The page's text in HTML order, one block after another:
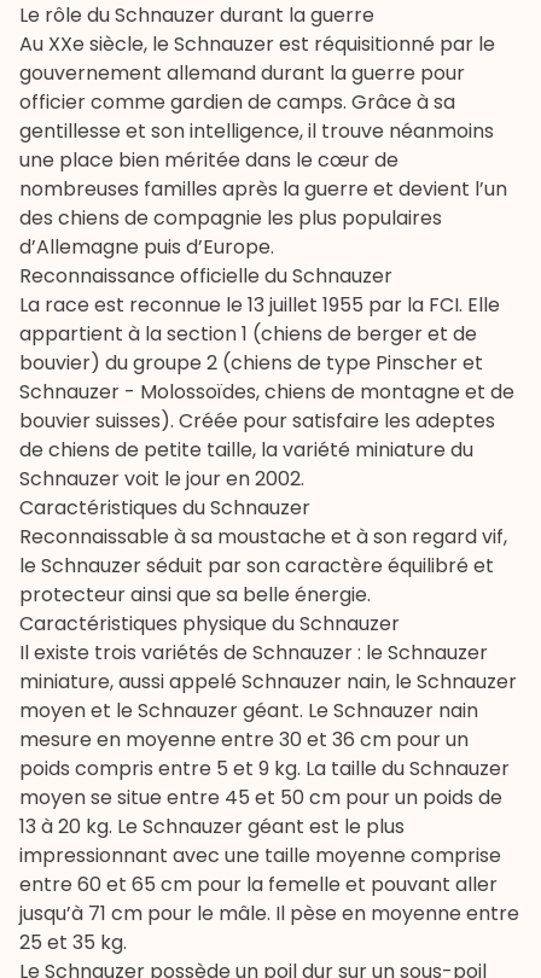
Le rôle du Schnauzer durant la guerre
Au XXe siècle, le Schnauzer est réquisitionné par le
gouvernement allemand durant la guerre pour
officier comme gardien de camps. Grâce à sa
gentillesse et son intelligence, il trouve néanmoins
une place bien méritée dans le cœur de
nombreuses familles après la guerre et devient l’un
des chiens de compagnie les plus populaires
d’Allemagne puis d’Europe.
Reconnaissance officielle du Schnauzer
La race est reconnue le 13 juillet 1955 par la FCI. Elle
appartient à la section 1 (chiens de berger et de
bouvier) du groupe 2 (chiens de type Pinscher et
Schnauzer - Molossoïdes, chiens de montagne et de
bouvier suisses). Créée pour satisfaire les adeptes
de chiens de petite taille, la variété miniature du
Schnauzer voit le jour en 2002.
Caractéristiques du Schnauzer
Reconnaissable à sa moustache et à son regard vif,
le Schnauzer séduit par son caractère équilibré et
protecteur ainsi que sa belle énergie.
Caractéristiques physique du Schnauzer
Il existe trois variétés de Schnauzer : le Schnauzer
miniature, aussi appelé Schnauzer nain, le Schnauzer
moyen et le Schnauzer géant. Le Schnauzer nain
mesure en moyenne entre 30 et 36 cm pour un
poids compris entre 5 et 9 kg. La taille du Schnauzer
moyen se situe entre 45 et 50 cm pour un poids de
13 à 20 kg. Le Schnauzer géant est le plus
impressionnant avec une taille moyenne comprise
entre 60 et 65 cm pour la femelle et pouvant aller
jusqu’à 71 cm pour le mâle. Il pèse en moyenne entre
25 et 35 kg.
Le Schnauzer possède un poil dur sur un sous-poil